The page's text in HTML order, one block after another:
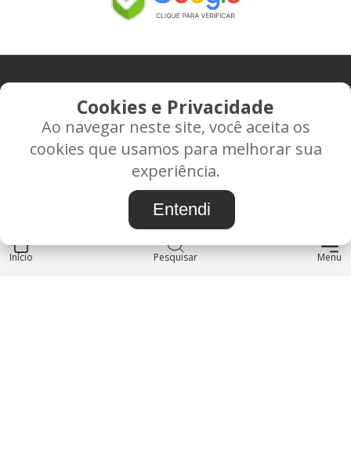
Início Pesquisar Menu
CONTATO
Rua Alice Frateano Figueiredo, 11-44 - Vila Triagem -
BAURU/SP - CEP: 17.030-038
CNPJ: 37.022.538/0001-07
INSTITUCIONAL
Cookies e Privacidade
Ao navegar neste site, você aceita os
cookies que usamos para melhorar sua
experiência.
Entendi